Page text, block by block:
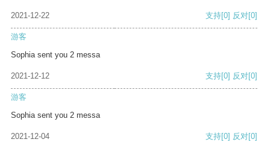
2021-12-22 支持[0] 反对[0]
游客
Sophia sent you 2 messa
2021-12-12 支持[0] 反对[0]
游客
Sophia sent you 2 messa
2021-12-04 支持[0] 反对[0]